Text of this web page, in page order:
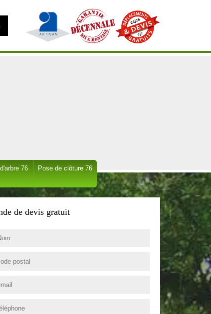
76 Pose de clôture 76
de devis gratuit